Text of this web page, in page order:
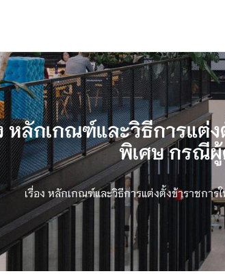
หลักเกณฑ์และวิธีการแต่
พิเศษ กรณี
เรื่อง หลักเกณฑ์และวิธีการแต่งตั้งข้าราชกา